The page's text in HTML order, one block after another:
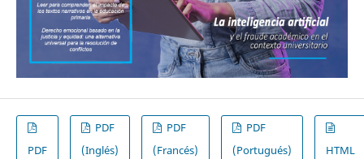
PDF
PDF
(Inglés)
PDF
(Francés)
PDF
(Portugués)
HTML